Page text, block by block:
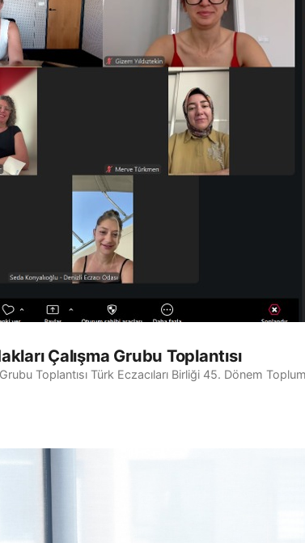
Çalışma Grubu Toplantısı
Toplantısı Türk Eczacıları Birliği 45. Dönem